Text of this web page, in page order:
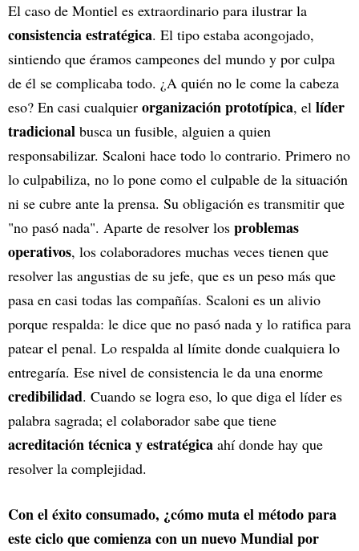
El caso de Montiel es extraordinario para ilustrar la
consistencia estratégica. El tipo estaba acongojado,
sintiendo que éramos campeones del mundo y por culpa
de él se complicaba todo. ¿A quién no le come la cabeza
eso? En casi cualquier organización prototípica, el líder
tradicional busca un fusible, alguien a quien
responsabilizar. Scaloni hace todo lo contrario. Primero no
lo culpabiliza, no lo pone como el culpable de la situación
ni se cubre ante la prensa. Su obligación es transmitir que
"no pasó nada". Aparte de resolver los problemas
operativos, los colaboradores muchas veces tienen que
resolver las angustias de su jefe, que es un peso más que
pasa en casi todas las compañías. Scaloni es un alivio
porque respalda: le dice que no pasó nada y lo ratifica para
patear el penal. Lo respalda al límite donde cualquiera lo
entregaría. Ese nivel de consistencia le da una enorme
credibilidad. Cuando se logra eso, lo que diga el líder es
palabra sagrada; el colaborador sabe que tiene
acreditación técnica y estratégica ahí donde hay que
resolver la complejidad.
Con el éxito consumado, ¿cómo muta el método para
este ciclo que comienza con un nuevo Mundial por